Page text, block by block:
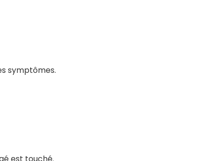
symptômes.